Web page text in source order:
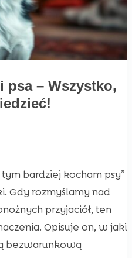
psa – Wszystko,
bardziej kocham psy”
Gdy rozmyślamy nad
przyjaciół, ten
Opisuje on, w jaki
bezwarunkową